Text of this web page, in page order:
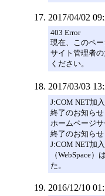
2017/04/02
403 Error
現在、このペ
サイト管理者
ください。
2017/03/03
J:COM NET加
終了のお知らせ
ホームページサ
終了のお知らせ
J:COM NET加
（WebSpace
た。
2016/12/10